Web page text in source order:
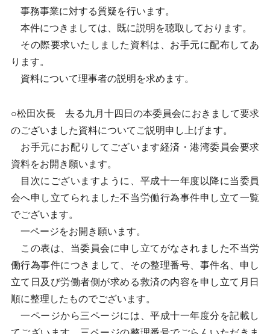
事務事業に対する質疑を行います。
本件につきましては、既に説明を聴取しております。
その際要求いたしました資料は、お手元に配布してあ
ります。
資料について理事者の説明を求めます。
○松田次長 去る九月十四日の本委員会におきまして要求
のございました資料についてご説明申し上げます。
お手元にお配りしてございます経済・港湾委員会要求
資料をお開き願います。
目次にございますように、平成十一年度以降に当委員
会へ申し立てられました不当労働行為事件申し立て一覧
でございます。
一ページをお開き願います。
この表は、当委員会に申し立てがなされました不当労
働行為事件につきまして、その整理番号、事件名、申し
立て日及び労働者側が求める救済の内容を申し立て月日
順に整理したものでございます。
一ページから三ページには、平成十一年度分を記載し